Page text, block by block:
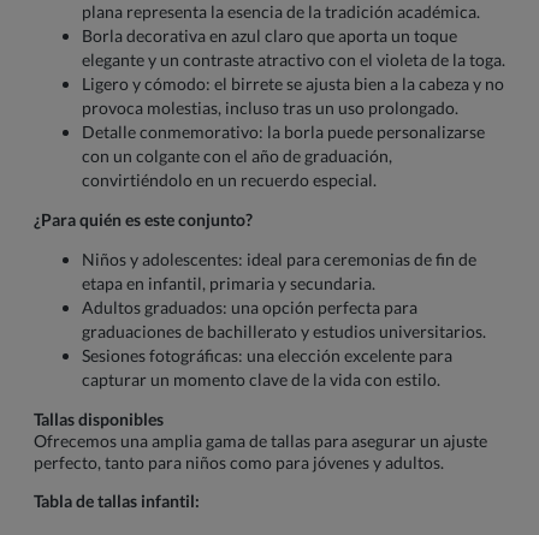
plana representa la esencia de la tradición académica.
Borla decorativa en azul claro que aporta un toque
elegante y un contraste atractivo con el violeta de la toga.
Ligero y cómodo: el birrete se ajusta bien a la cabeza y no
provoca molestias, incluso tras un uso prolongado.
Detalle conmemorativo: la borla puede personalizarse
con un colgante con el año de graduación,
convirtiéndolo en un recuerdo especial.
¿Para quién es este conjunto?
Niños y adolescentes: ideal para ceremonias de fin de
etapa en infantil, primaria y secundaria.
Adultos graduados: una opción perfecta para
graduaciones de bachillerato y estudios universitarios.
Sesiones fotográficas: una elección excelente para
capturar un momento clave de la vida con estilo.
Tallas disponibles
Ofrecemos una amplia gama de tallas para asegurar un ajuste
perfecto, tanto para niños como para jóvenes y adultos.
Tabla de tallas infantil: